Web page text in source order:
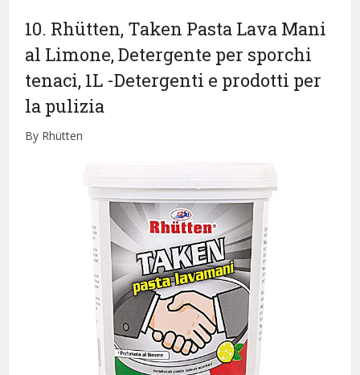
10. Rhütten, Taken Pasta Lava Mani
al Limone, Detergente per sporchi
tenaci, 1L -Detergenti e prodotti per
la pulizia
By Rhütten